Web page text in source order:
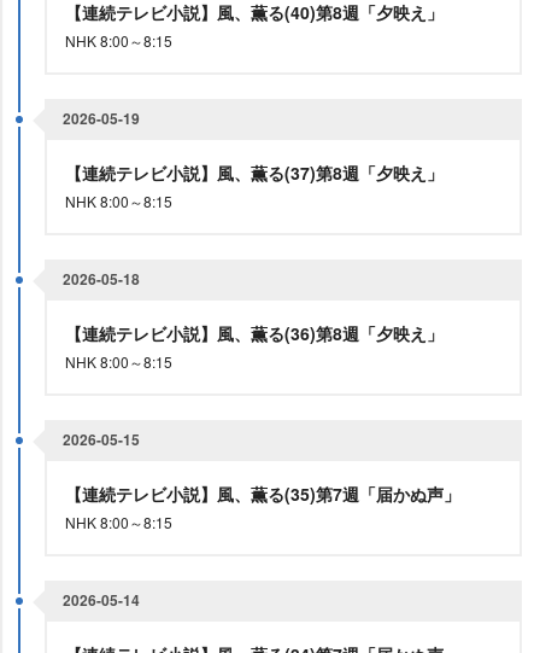
【連続テレビ小説】風、薫る(40)第8週「夕映え」
NHK 8:00～8:15
2026-05-19
【連続テレビ小説】風、薫る(37)第8週「夕映え」
NHK 8:00～8:15
2026-05-18
【連続テレビ小説】風、薫る(36)第8週「夕映え」
NHK 8:00～8:15
2026-05-15
【連続テレビ小説】風、薫る(35)第7週「届かぬ声」
NHK 8:00～8:15
2026-05-14